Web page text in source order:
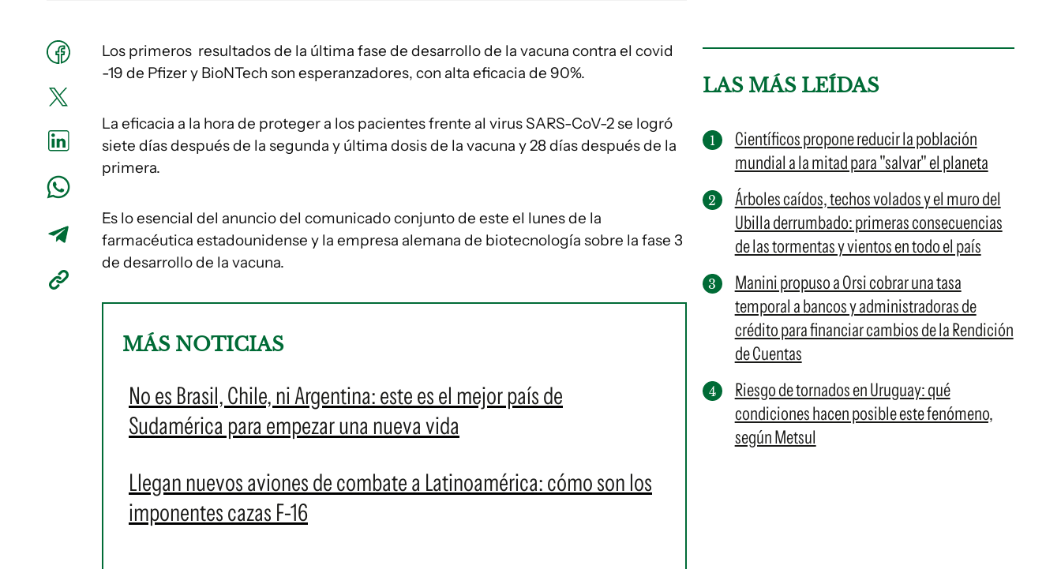
Los primeros resultados de la última fase de desarrollo de la vacuna contra el covid
-19 de Pfizer y BioNTech son esperanzadores, con alta eficacia de 90%.
La eficacia a la hora de proteger a los pacientes frente al virus SARS-CoV-2 se logró
siete días después de la segunda y última dosis de la vacuna y 28 días después de la
primera.
Es lo esencial del anuncio del comunicado conjunto de este el lunes de la
farmacéutica estadounidense y la empresa alemana de biotecnología sobre la fase 3
de desarrollo de la vacuna.
MÁS NOTICIAS
No es Brasil, Chile, ni Argentina: este es el mejor país de
Sudamérica para empezar una nueva vida
Llegan nuevos aviones de combate a Latinoamérica: cómo son los
imponentes cazas F-16
LAS MÁS LEÍDAS
Científicos propone reducir la población
mundial a la mitad para "salvar" el planeta
Árboles caídos, techos volados y el muro del
Ubilla derrumbado: primeras consecuencias
de las tormentas y vientos en todo el país
Manini propuso a Orsi cobrar una tasa
temporal a bancos y administradoras de
crédito para financiar cambios de la Rendición
de Cuentas
Riesgo de tornados en Uruguay: qué
condiciones hacen posible este fenómeno,
según Metsul